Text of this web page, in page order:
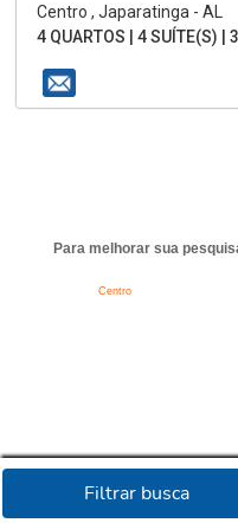
Filtrar busca
Centro , Japaratinga - AL
4 QUARTOS | 4 SUÍTE(S) |
Para melhorar sua
Centro